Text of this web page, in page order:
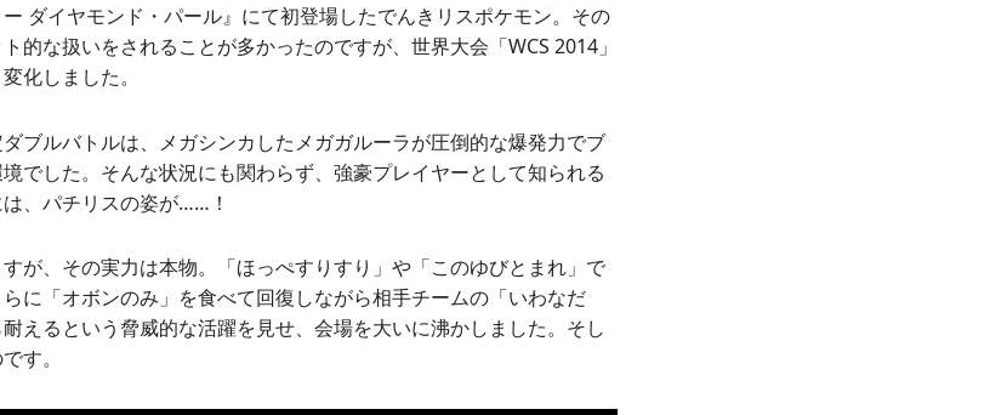
ダイヤモンド・パール』にて初登場したでんきリスポケモン。その
的な扱いをされることが多かったのですが、世界大会「WCS 2014」
化しました。
ブルバトルは、メガシンカしたメガガルーラが圧倒的な爆発力でブ
でした。そんな状況にも関わらず、強豪プレイヤーとして知られる
、パチリスの姿が……！
が、その実力は本物。「ほっぺすりすり」や「このゆびとまれ」で
に「オボンのみ」を食べて回復しながら相手チームの「いわなだ
えるという脅威的な活躍を見せ、会場を大いに沸かしました。そし
す。